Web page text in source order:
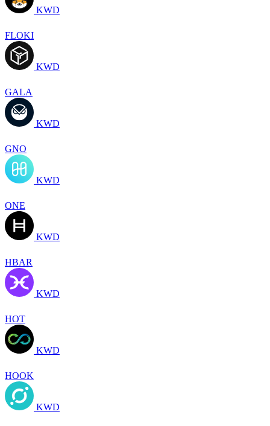
KWD
FLOKI
KWD
GALA
KWD
GNO
KWD
ONE
KWD
HBAR
KWD
HOT
KWD
HOOK
KWD